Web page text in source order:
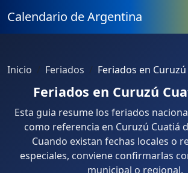
Calendario de Argentina
Inicio Feriados Feriados en
Feriados en Curuzú
Esta guia resume los feriados
como referencia en Curuzú Cuatiá
Cuando existan fechas locales o
especiales, conviene confirmarlas
municipal o regional.